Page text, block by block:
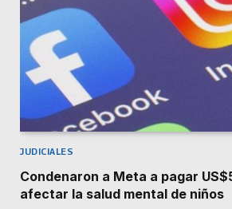
JUDICIALES
Condenaron a Meta a pagar
afectar la salud mental de niños